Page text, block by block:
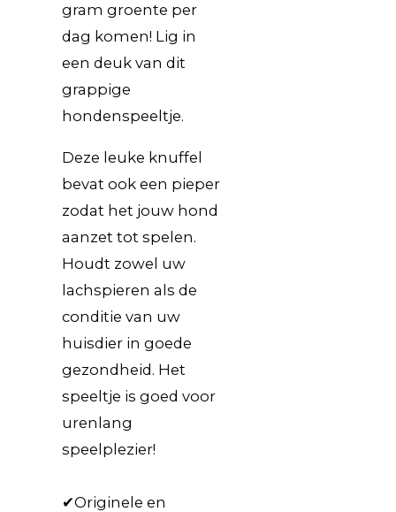
gram groente per
dag komen! Lig in
een deuk van dit
grappige
hondenspeeltje.
Deze leuke knuffel
bevat ook een pieper
zodat het jouw hond
aanzet tot spelen.
Houdt zowel uw
lachspieren als de
conditie van uw
huisdier in goede
gezondheid. Het
speeltje is goed voor
urenlang
speelplezier!
✔Originele en